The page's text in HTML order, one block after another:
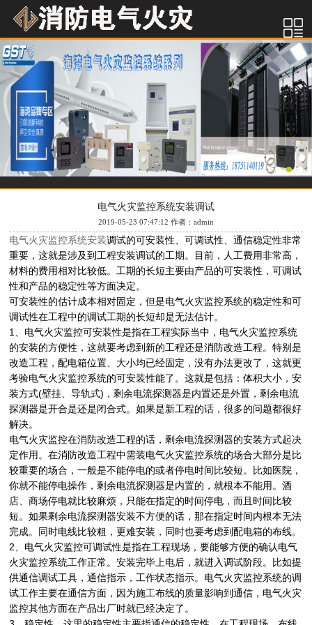
电气火灾监控系统安装调试
2019-05-23 07:47:12 作者：admin
电气火灾监控系统安装调试的可安装性、可调试性、通信稳定性非常
重要，这就是涉及到工程安装调试的工期。目前，人工费用非常高，
材料的费用相对比较低。工期的长短主要由产品的可安装性，可调试
性和产品的稳定性等方面决定。
可安装性的估计成本相对固定，但是电气火灾监控系统的稳定性和可
调试性在工程中的调试工期的长短却是无法估计。
1、电气火灾监控可安装性是指在工程实际当中，电气火灾监控系统
的安装的方便性，这就要考虑到新的工程还是消防改造工程。特别是
改造工程，配电箱位置、大小均已经固定，没有办法更改了，这就更
考验电气火灾监控系统的可安装性能了。这就是包括：体积大小，安
装方式(壁挂、导轨式)，剩余电流探测器是内置还是外置，剩余电流
探测器是开合是还是闭合式。如果是新工程的话，很多的问题都很好
解决。
电气火灾监控在消防改造工程的话，剩余电流探测器的安装方式起决
定作用。在消防改造工程中需装电气火灾监控系统的场合大部分是比
较重要的场合，一般是不能停电的或者停电时间比较短。比如医院，
你就不能停电操作，剩余电流探测器是内置的，就根本不能用。酒
店、商场停电就比较麻烦，只能在指定的时间停电，而且时间比较
短。如果剩余电流探测器安装不方便的话，那在指定时间内根本无法
完成。同时电线比较粗，更难安装，同时也要考虑到配电箱的布线。
2、电气火灾监控可调试性是指在工程现场，要能够方便的确认电气
火灾监控系统工作正常。安装完毕上电后，就进入调试阶段。比如提
供通信调试工具，通信指示，工作状态指示。电气火灾监控系统的调
试工作主要在通信方面，因为施工布线的质量影响到通信，电气火灾
监控其他方面在产品出厂时就已经决定了。